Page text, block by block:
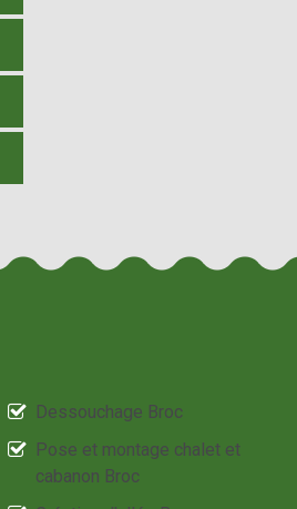
Dessouchage Broc
Pose et montage chalet et
cabanon Broc